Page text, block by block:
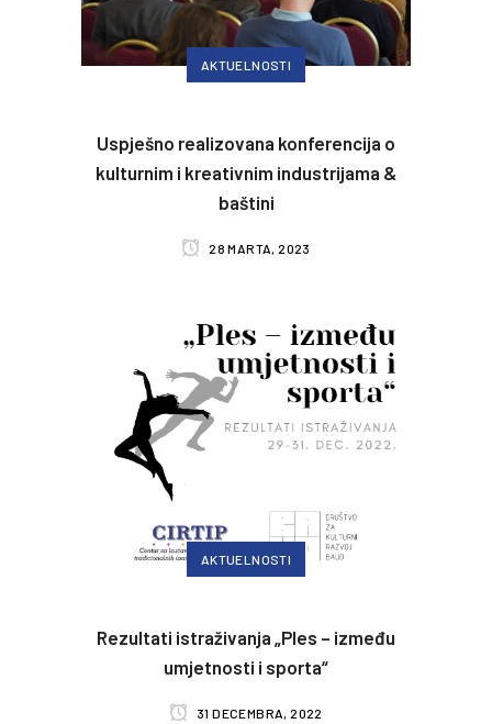
AKTUELNOSTI
Uspješno realizovana konferencija o
kulturnim i kreativnim industrijama &
baštini
28 MARTA, 2023
AKTUELNOSTI
Rezultati istraživanja „Ples – između
umjetnosti i sporta“
31 DECEMBRA, 2022